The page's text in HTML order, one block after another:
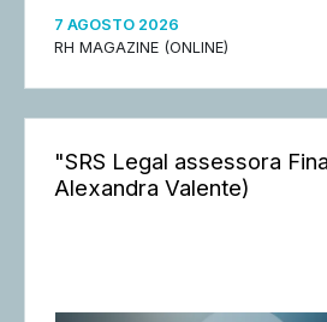
7 AGOSTO 2026
RH MAGAZINE (ONLINE)
"SRS Legal assessora
Alexandra Valente)